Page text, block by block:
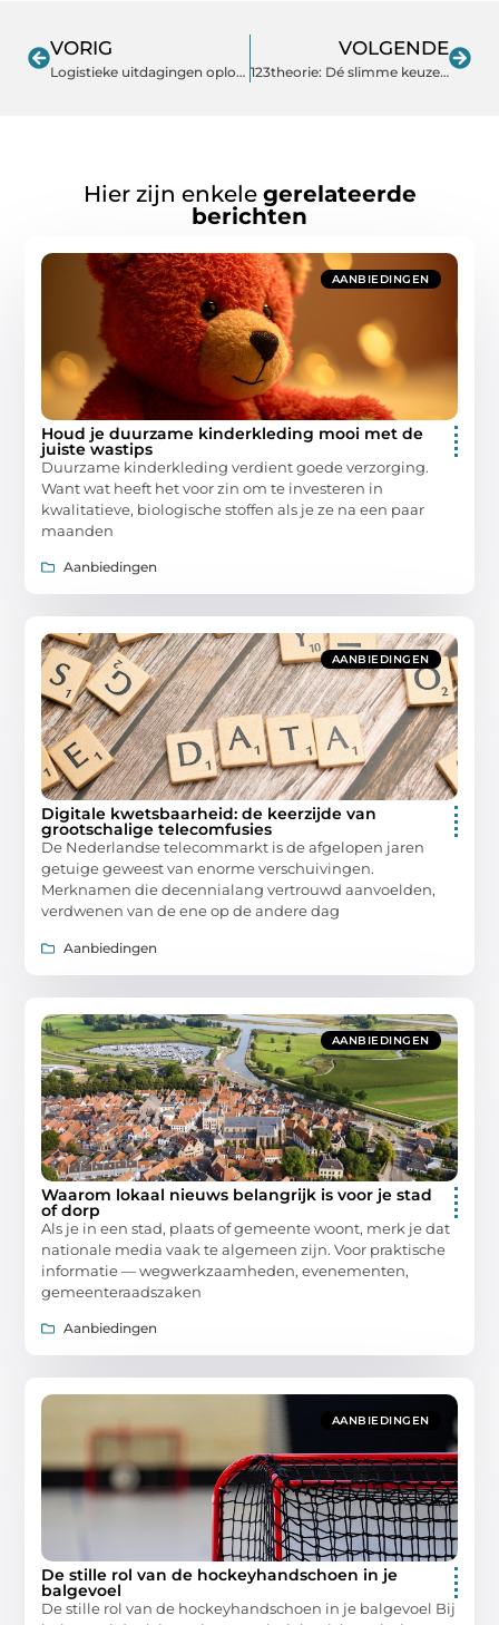
VORIG
Logistieke uitdagingen oplossen met innovatieve transportoplossingen
VOLGENDE
123theorie: Dé slimme keuze voor je theorie examen auto
Hier zijn enkele gerelateerde
berichten
AANBIEDINGEN
Houd je duurzame kinderkleding mooi met de
juiste wastips
Duurzame kinderkleding verdient goede verzorging.
Want wat heeft het voor zin om te investeren in
kwalitatieve, biologische stoffen als je ze na een paar
maanden
Aanbiedingen
AANBIEDINGEN
Digitale kwetsbaarheid: de keerzijde van
grootschalige telecomfusies
De Nederlandse telecommarkt is de afgelopen jaren
getuige geweest van enorme verschuivingen.
Merknamen die decennialang vertrouwd aanvoelden,
verdwenen van de ene op de andere dag
Aanbiedingen
AANBIEDINGEN
Waarom lokaal nieuws belangrijk is voor je stad
of dorp
Als je in een stad, plaats of gemeente woont, merk je dat
nationale media vaak te algemeen zijn. Voor praktische
informatie — wegwerkzaamheden, evenementen,
gemeenteraadszaken
Aanbiedingen
AANBIEDINGEN
De stille rol van de hockeyhandschoen in je
balgevoel
De stille rol van de hockeyhandschoen in je balgevoel Bij